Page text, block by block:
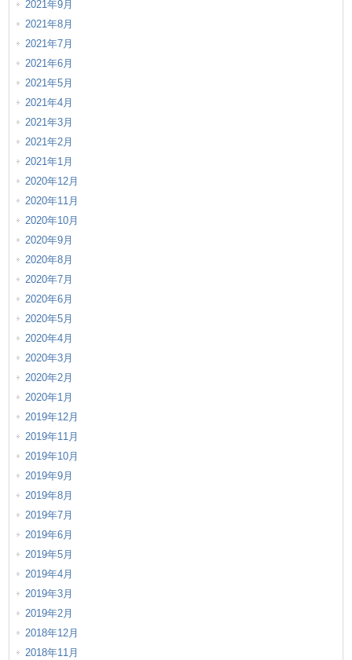
2021年9月
2021年8月
2021年7月
2021年6月
2021年5月
2021年4月
2021年3月
2021年2月
2021年1月
2020年12月
2020年11月
2020年10月
2020年9月
2020年8月
2020年7月
2020年6月
2020年5月
2020年4月
2020年3月
2020年2月
2020年1月
2019年12月
2019年11月
2019年10月
2019年9月
2019年8月
2019年7月
2019年6月
2019年5月
2019年4月
2019年3月
2019年2月
2018年12月
2018年11月